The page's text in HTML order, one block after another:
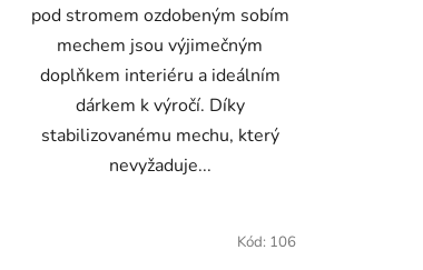
pod stromem ozdobeným sobím
mechem jsou výjimečným
doplňkem interiéru a ideálním
dárkem k výročí. Díky
stabilizovanému mechu, který
nevyžaduje...
Kód: 106